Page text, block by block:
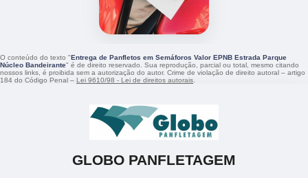
O conteúdo do texto "Entrega de Panfletos em Semáforos Valor EPNB Estrada Parque
Núcleo Bandeirante" é de direito reservado. Sua reprodução, parcial ou total, mesmo citando
nossos links, é proibida sem a autorização do autor. Crime de violação de direito autoral – artigo
184 do Código Penal – Lei 9610/98 - Lei de direitos autorais.
GLOBO PANFLETAGEM